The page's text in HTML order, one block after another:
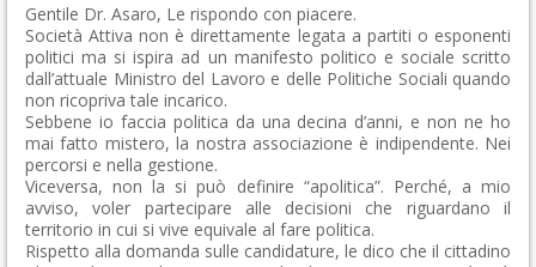
Gentile Dr. Asaro, Le rispondo con piacere.
Società Attiva non è direttamente legata a partiti o esponenti
politici ma si ispira ad un manifesto politico e sociale scritto
dall’attuale Ministro del Lavoro e delle Politiche Sociali quando
non ricopriva tale incarico.
Sebbene io faccia politica da una decina d’anni, e non ne ho
mai fatto mistero, la nostra associazione è indipendente. Nei
percorsi e nella gestione.
Viceversa, non la si può definire “apolitica”. Perché, a mio
avviso, voler partecipare alle decisioni che riguardano il
territorio in cui si vive equivale al fare politica.
Rispetto alla domanda sulle candidature, le dico che il cittadino